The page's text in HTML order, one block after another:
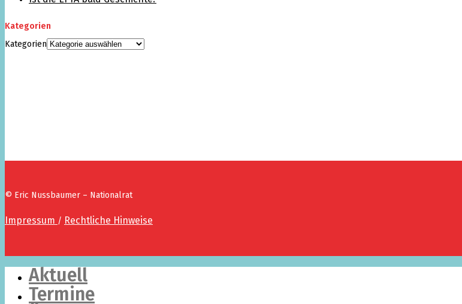
Kategorien
Kategorien
© Eric Nussbaumer – Nationalrat
Impressum / Rechtliche Hinweise
Aktuell
Termine